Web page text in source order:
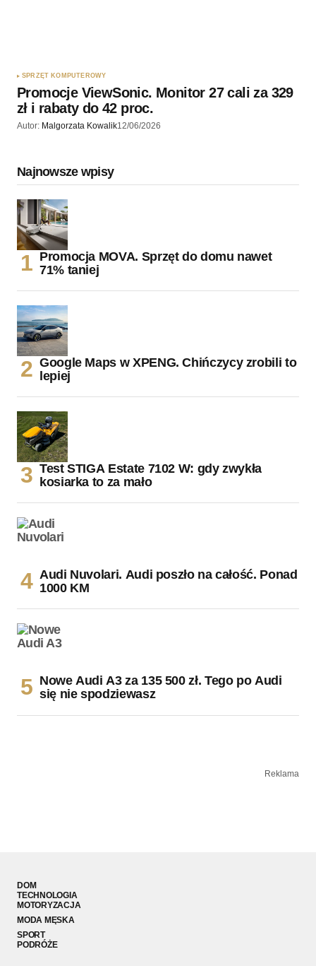
SPRZĘT KOMPUTEROWY
Promocje ViewSonic. Monitor 27 cali za 329
zł i rabaty do 42 proc.
Autor: Malgorzata Kowalik12/06/2026
Najnowsze wpisy
Promocja MOVA. Sprzęt do domu nawet
71% taniej
Google Maps w XPENG. Chińczycy zrobili to
lepiej
Test STIGA Estate 7102 W: gdy zwykła
kosiarka to za mało
Audi Nuvolari. Audi poszło na całość. Ponad
1000 KM
Nowe Audi A3 za 135 500 zł. Tego po Audi
się nie spodziewasz
Reklama
DOM
TECHNOLOGIA
MOTORYZACJA
MODA MĘSKA
SPORT
PODRÓŻE